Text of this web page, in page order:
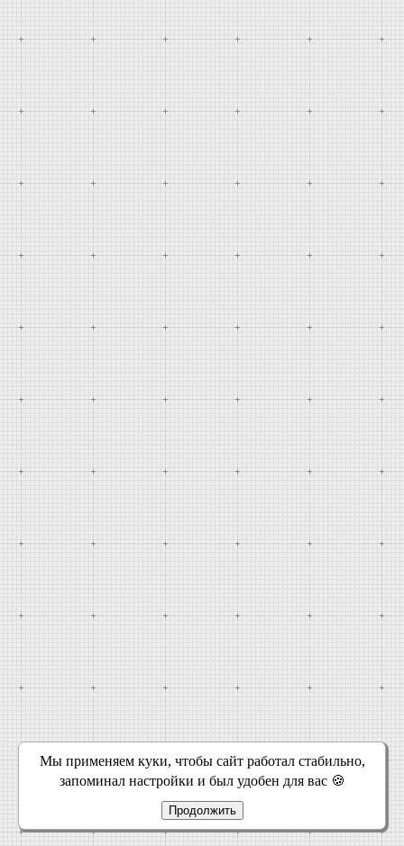
Мы применяем куки, чтобы сайт работал стабильно,
запоминал настройки и был удобен для вас 🍪
Продолжить